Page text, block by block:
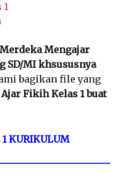
1
Mengajar
SD/MI khsususnya
bagikan file yang
Fikih Kelas 1 buat
1 KURIKULUM